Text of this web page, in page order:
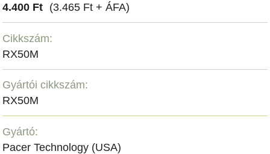
4.400 Ft (3.465 Ft + ÁFA)
Cikkszám:
RX50M
Gyártói cikkszám:
RX50M
Gyártó:
Pacer Technology (USA)